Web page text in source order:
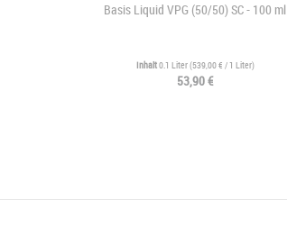
Basis Liquid VPG (50/50) SC - 100 ml
Inhalt0.1 Liter(539,00 € / 1 Liter)
53,90 €